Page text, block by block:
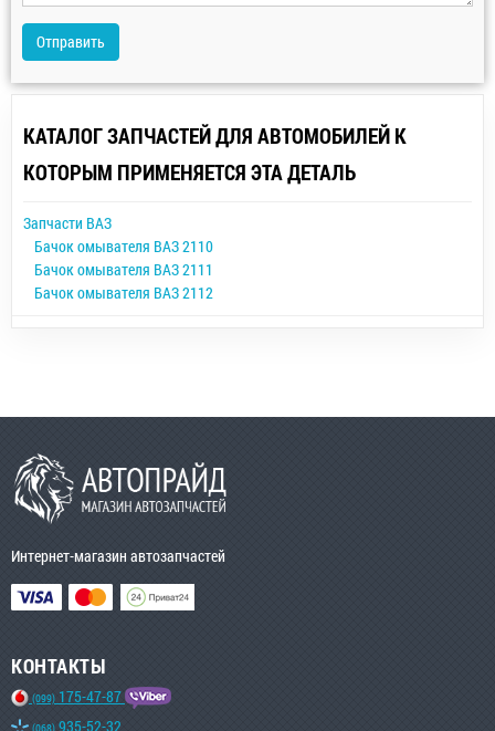
Отправить
КАТАЛОГ ЗАПЧАСТЕЙ ДЛЯ АВТОМОБИЛЕЙ К
КОТОРЫМ ПРИМЕНЯЕТСЯ ЭТА ДЕТАЛЬ
Запчасти ВАЗ
Бачок омывателя ВАЗ 2110
Бачок омывателя ВАЗ 2111
Бачок омывателя ВАЗ 2112
Интернет-магазин автозапчастей
КОНТАКТЫ
(099) 175-47-87
935-52-32